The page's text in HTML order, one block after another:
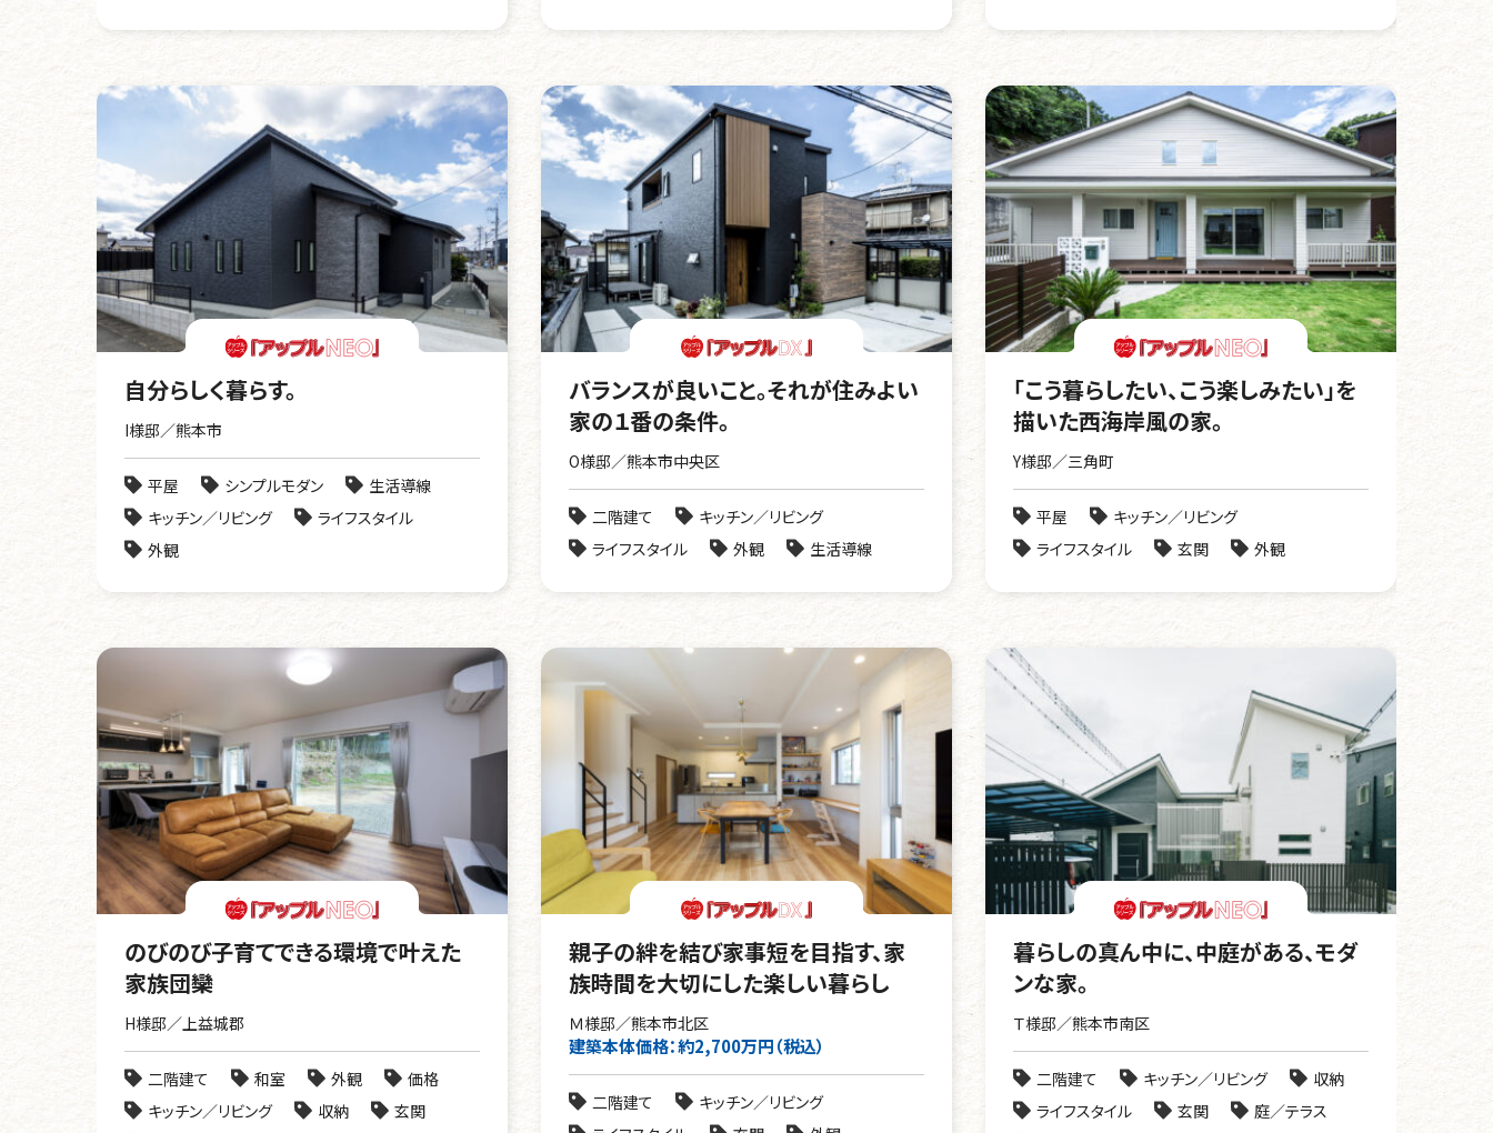
自分らしく暮らす。
I様邸／熊本市
平屋 シンプルモダン
生活導線
キッチン／リビング
ライフスタイル
外観
バランスが良いこと。それが住みよい
家の１番の条件。
O様邸／熊本市中央区
二階建て
キッチン／リビング
ライフスタイル
外観 生活導線
「こう暮らしたい、こう楽しみたい」を
描いた西海岸風の家。
Y様邸／三角町
平屋
キッチン／リビング
ライフスタイル
玄関 外観
のびのび子育てできる環境で叶えた
家族団欒
H様邸／上益城郡
二階建て 和室 外観
価格
キッチン／リビング
収納
玄関
親子の絆を結び家事短を目指す、家
族時間を大切にした楽しい暮らし
Ｍ様邸／熊本市北区
建築本体価格：約2,700万円（税込）
二階建て
キッチン／リビング
暮らしの真ん中に、中庭がある、モダ
ンな家。
Ｔ様邸／熊本市南区
二階建て キッチン／リビング
収納
ライフスタイル
玄関
庭／テラス